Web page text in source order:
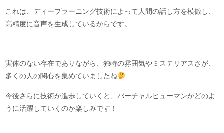
これは、ディープラーニング技術によって人間の話し方を模倣し、
高精度に音声を生成しているからです。
実体のない存在でありながら、独特の雰囲気やミステリアスさが、
多くの人の関心を集めていましたね
今後さらに技術が進歩していくと、バーチャルヒューマンがどのよ
うに活躍していくのか楽しみです！